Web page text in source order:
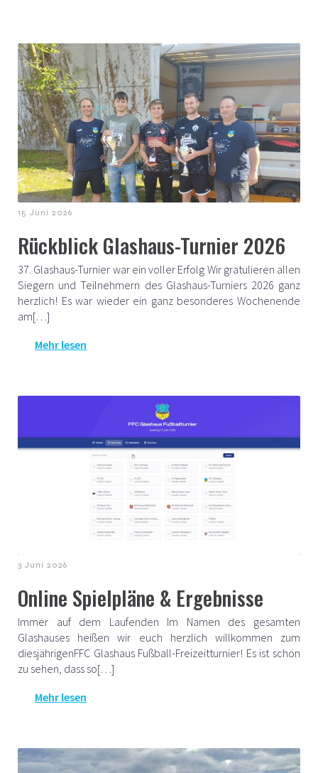
15 Juni 2026
Rückblick Glashaus-Turnier 2026
37. Glashaus-Turnier war ein voller Erfolg Wir gratulieren allen
Siegern und Teilnehmern des Glashaus-Turniers 2026 ganz
herzlich! Es war wieder ein ganz besonderes Wochenende
am[…]
Mehr lesen
3 Juni 2026
Online Spielpläne & Ergebnisse
Immer auf dem Laufenden Im Namen des gesamten
Glashauses heißen wir euch herzlich willkommen zum
diesjährigenFFC Glashaus Fußball-Freizeitturnier! Es ist schön
zu sehen, dass so[…]
Mehr lesen